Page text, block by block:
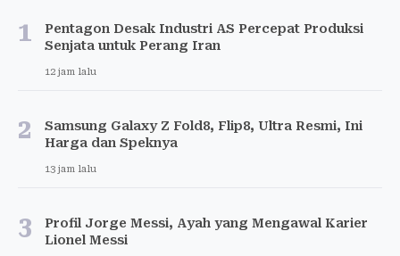
1
Pentagon Desak Industri AS Percepat Produksi
Senjata untuk Perang Iran
12 jam lalu
2
Samsung Galaxy Z Fold8, Flip8, Ultra Resmi, Ini
Harga dan Speknya
13 jam lalu
3
Profil Jorge Messi, Ayah yang Mengawal Karier
Lionel Messi